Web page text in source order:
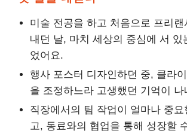
미술 전공을 하고 처음으로 프리
내던 날, 마치 세상의 중심에 서 있
었어요.
행사 포스터 디자인하던 중, 클라
을 조정하느라 고생했던 기억이 나
직장에서의 팀 작업이 얼마나 중
고, 동료와의 협업을 통해 성장할